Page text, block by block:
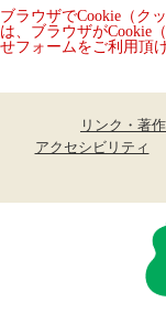
ブラウザでCookie（ク
は、ブラウザがCookie
せフォームをご利用頂
リンク・著
アクセシビリティ